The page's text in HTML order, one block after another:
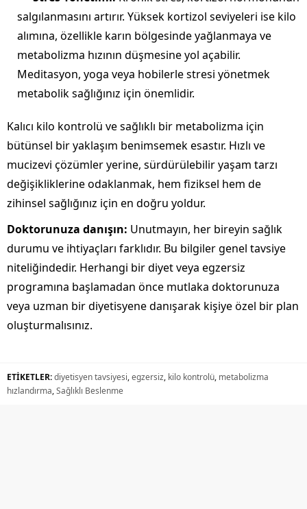
salgılanmasını artırır. Yüksek kortizol seviyeleri ise kilo
alımına, özellikle karın bölgesinde yağlanmaya ve
metabolizma hızının düşmesine yol açabilir.
Meditasyon, yoga veya hobilerle stresi yönetmek
metabolik sağlığınız için önemlidir.
Kalıcı kilo kontrolü ve sağlıklı bir metabolizma için
bütünsel bir yaklaşım benimsemek esastır. Hızlı ve
mucizevi çözümler yerine, sürdürülebilir yaşam tarzı
değişikliklerine odaklanmak, hem fiziksel hem de
zihinsel sağlığınız için en doğru yoldur.
Doktorunuza danışın: Unutmayın, her bireyin sağlık
durumu ve ihtiyaçları farklıdır. Bu bilgiler genel tavsiye
niteliğindedir. Herhangi bir diyet veya egzersiz
programına başlamadan önce mutlaka doktorunuza
veya uzman bir diyetisyene danışarak kişiye özel bir plan
oluşturmalısınız.
ETİKETLER:diyetisyen tavsiyesi,egzersiz, kilo kontrolü, metabolizma
hızlandırma,Sağlıklı Beslenme